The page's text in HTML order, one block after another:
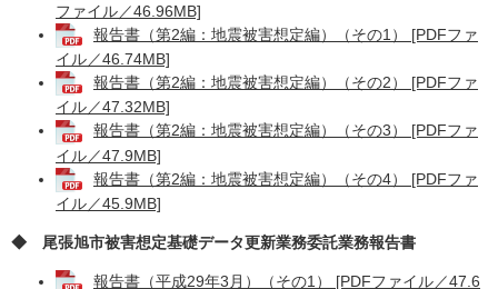
ファイル／46.96MB]
報告書（第2編：地震被害想定編）（その1） [PDFファ
イル／46.74MB]
報告書（第2編：地震被害想定編）（その2） [PDFファ
イル／47.32MB]
報告書（第2編：地震被害想定編）（その3） [PDFファ
イル／47.9MB]
報告書（第2編：地震被害想定編）（その4） [PDFファ
イル／45.9MB]
◆ 尾張旭市被害想定基礎データ更新業務委託業務報告書
報告書（平成29年3月）（その1） [PDFファイル／47.6